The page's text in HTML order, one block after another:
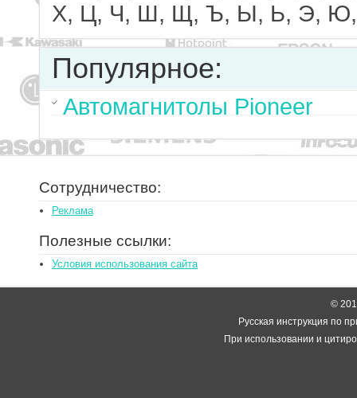
Х, Ц, Ч, Ш, Щ, Ъ, Ы, Ь, Э,
Популярное:
Автомагнитолы Pioneer
Сотрудничество:
Реклама
Полезные ссылки:
Условия использования сайта
©
Русская инструкция по
При использовании и